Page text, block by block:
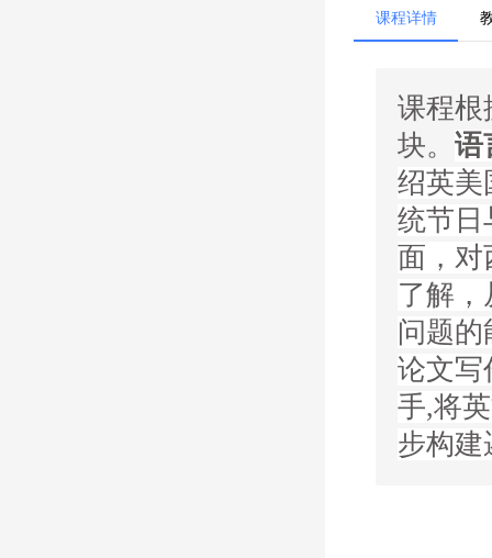
课程详情
课程根
块。 语
绍英美
统节日
面，对
了解
问题的
论文写
手,将
步构建